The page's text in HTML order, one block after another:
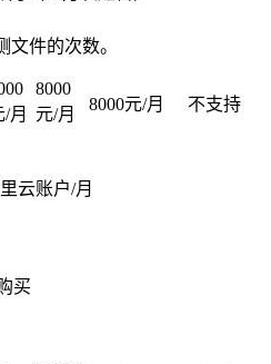
文件的次数。
/月
8000
元/月
8000元/月 不支持
云账户/月
买